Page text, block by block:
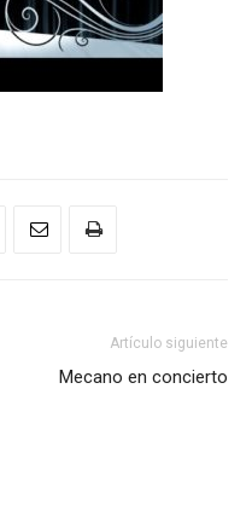
Artículo siguiente
Mecano en concierto